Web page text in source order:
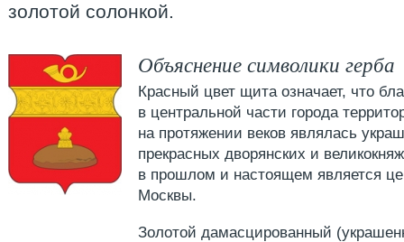
золотой солонкой.
Объяснение символики герба
Красный цвет щита означает, что
в центральной части города
на протяжении веков являлась
прекрасных дворянских и
в прошлом и настоящем является
Москвы.
Золотой дамасцированный